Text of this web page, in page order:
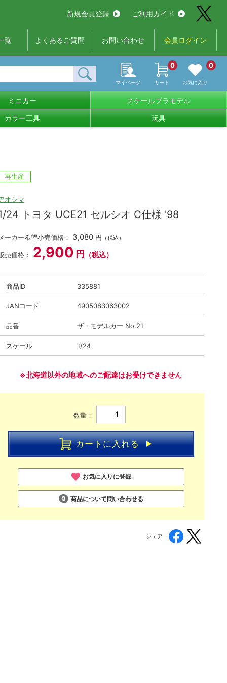
新規会員登録 ご利用ガイド
覧 よくあるご質問 お問い合わせ 会員ログイン
マイページ カート
0
お気に入り
0
ミニカー スケールプラモデル
カラー工具 玩具
再生産
オシマ
24 トヨタ UCE21 セルシオ C仕様 '98
ーカー希望小売価格： 3,080 円 （税込）
売価格： 2,900 円 （税込）
商品ID 335881
JANコード 4905083063002
品番 ザ・モデルカー No.21
スケール 1/24
※北海道以外の地域へのご配達はお受けできません
数量：
カートに入れる
お気に入りに登録
商品について問い合わせる
シェア